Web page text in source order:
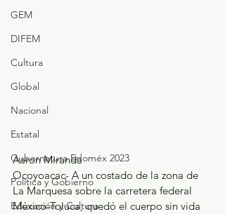
GEM
DIFEM
Cultura
Global
Nacional
Estatal
Gubernatura Edoméx 2023
Política y Gobierno
Educación y Cultura
Aaron Miranda
Ocoyoacac- A un costado de la zona de
La Marquesa sobre la carretera federal
México-Toluca, quedó el cuerpo sin vida